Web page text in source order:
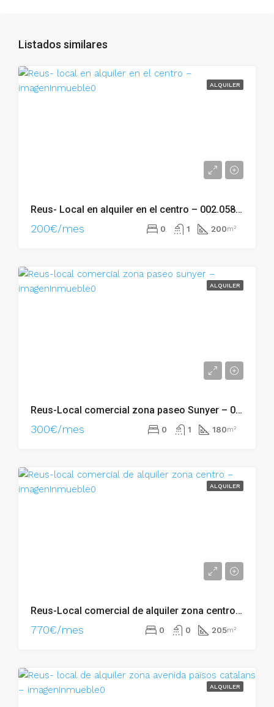
Listados similares
ALQUILER
Reus- Local en alquiler en el centro – 002.05816
200€/mes 0 1 200m²
ALQUILER
Reus-Local comercial zona paseo Sunyer – 002.04783
300€/mes 0 1 180m²
ALQUILER
Reus-Local comercial de alquiler zona centro – 002.05467
770€/mes 0 0 205m²
ALQUILER